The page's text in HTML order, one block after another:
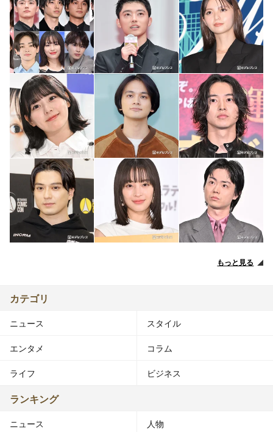
もっと見る
カテゴリ
ニュース スタイル
エンタメ コラム
ライフ ビジネス
ランキング
ニュース 人物